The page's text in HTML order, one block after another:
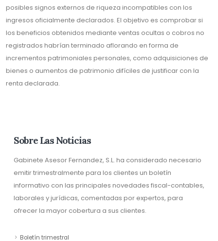
posibles signos externos de riqueza incompatibles con los
ingresos oficialmente declarados. El objetivo es comprobar si
los beneficios obtenidos mediante ventas ocultas o cobros no
registrados habrían terminado aflorando en forma de
incrementos patrimoniales personales, como adquisiciones de
bienes o aumentos de patrimonio difíciles de justificar con la
renta declarada.
Sobre Las Noticias
Gabinete Asesor Fernandez, S.L. ha considerado necesario
emitir trimestralmente para los clientes un boletín
informativo con las principales novedades fiscal-contables,
laborales y jurídicas, comentadas por expertos, para
ofrecer la mayor cobertura a sus clientes.
Boletín trimestral